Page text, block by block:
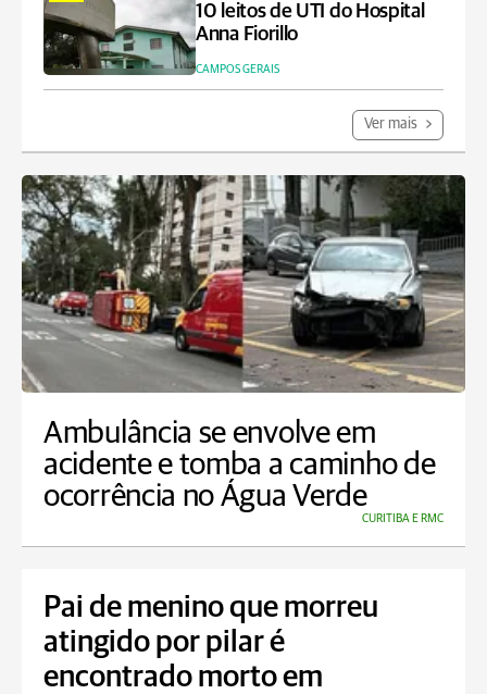
10 leitos de UTI do Hospital
Anna Fiorillo
CAMPOS GERAIS
Ver mais
Ambulância se envolve em
acidente e tomba a caminho de
ocorrência no Água Verde
CURITIBA E RMC
Pai de menino que morreu
atingido por pilar é
encontrado morto em